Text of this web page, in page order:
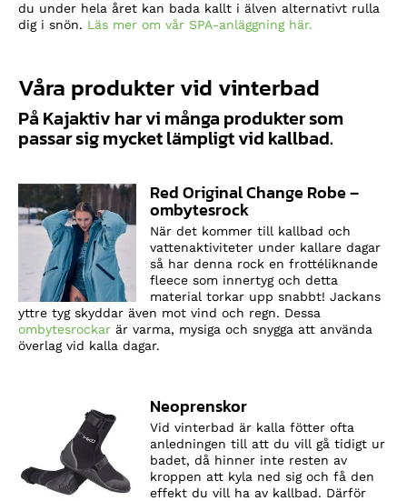
du under hela året kan bada kallt i älven alternativt rulla
dig i snön. Läs mer om vår SPA-anläggning här.
Våra produkter vid vinterbad
På Kajaktiv har vi många produkter som
passar sig mycket lämpligt vid kallbad.
Red Original Change Robe –
ombytesrock
När det kommer till kallbad och
vattenaktiviteter under kallare dagar
så har denna rock en frottéliknande
fleece som innertyg och detta
material torkar upp snabbt! Jackans
yttre tyg skyddar även mot vind och regn. Dessa
ombytesrockar är varma, mysiga och snygga att använda
överlag vid kalla dagar.
Neoprenskor
Vid vinterbad är kalla fötter ofta
anledningen till att du vill gå tidigt ur
badet, då hinner inte resten av
kroppen att kyla ned sig och få den
effekt du vill ha av kallbad. Därför